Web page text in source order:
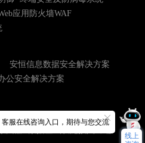
应用防火墙WAF
安恒信息数据安全解决方案
公安全解决方案
客服在线咨询入口，期待与您交流
线上